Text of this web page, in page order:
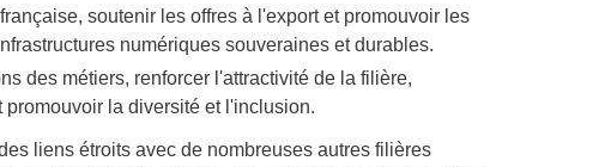
soutenir les offres à l'export et promouvoir les
numériques souveraines et durables.
des métiers, renforcer l'attractivité de la filière,
la diversité et l'inclusion.
liens étroits avec de nombreuses autres filières